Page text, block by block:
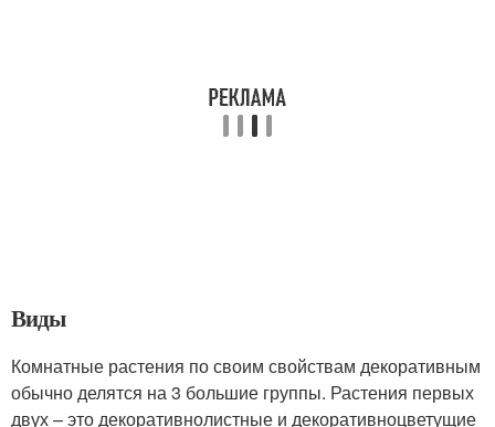
Виды
Комнатные растения по своим свойствам декоративным
обычно делятся на 3 большие группы. Растения первых
двух – это декоративнолистные и декоративноцветущие